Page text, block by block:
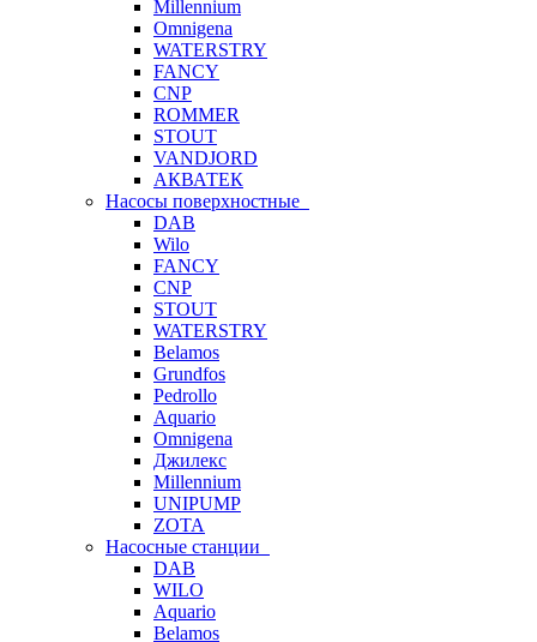
Millennium
Omnigena
WATERSTRY
FANCY
CNP
ROMMER
STOUT
VANDJORD
АКВАТЕК
Насосы поверхностные
DAB
Wilo
FANCY
CNP
STOUT
WATERSTRY
Belamos
Grundfos
Pedrollo
Aquario
Omnigena
Джилекс
Millennium
UNIPUMP
ZOTA
Насосные станции
DAB
WILO
Aquario
Belamos